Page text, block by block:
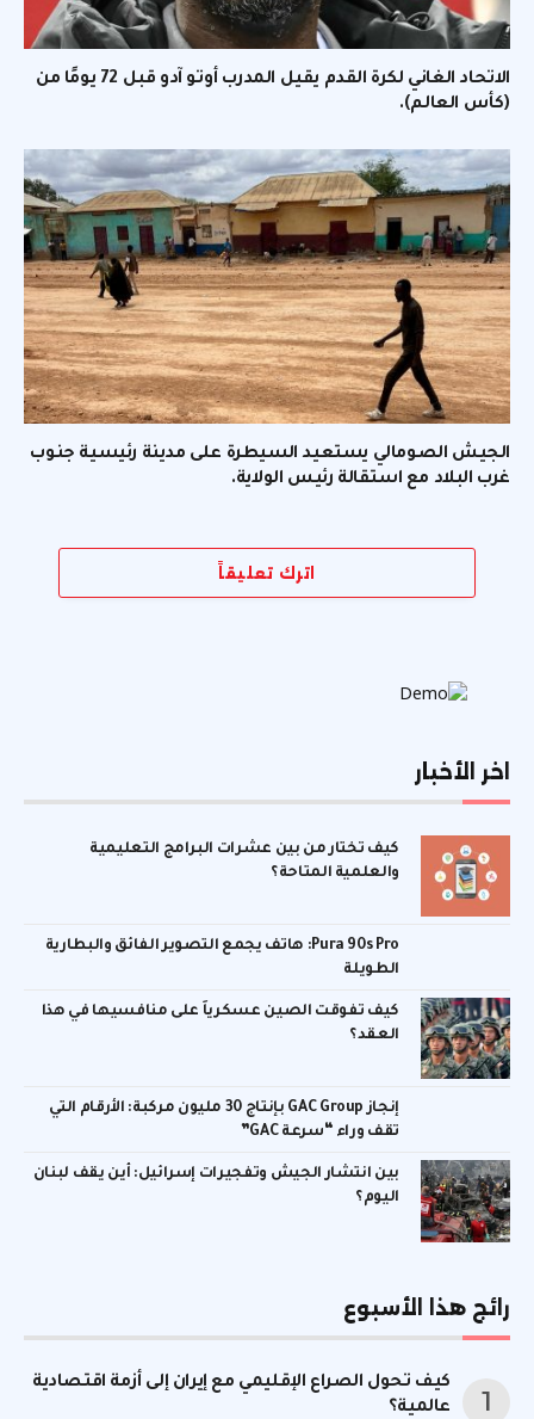
الاتحاد الغاني لكرة القدم يقيل المدرب أوتو آدو قبل 72 يومًا من
(كأس العالم).
الجيش الصومالي يستعيد السيطرة على مدينة رئيسية جنوب
غرب البلاد مع استقالة رئيس الولاية.
اترك تعليقاً
اخر الأخبار
كيف تختار من بين عشرات البرامج التعليمية
والعلمية المتاحة؟
Pura 90s Pro: هاتف يجمع التصوير الفائق والبطارية
الطويلة
كيف تفوقت الصين عسكرياً على منافسيها في هذا
العقد؟
إنجاز GAC Group بإنتاج 30 مليون مركبة: الأرقام التي
تقف وراء “سرعة GAC”
بين انتشار الجيش وتفجيرات إسرائيل: أين يقف لبنان
اليوم؟
رائج هذا الأسبوع
كيف تحول الصراع الإقليمي مع إيران إلى أزمة اقتصادية
عالمية؟